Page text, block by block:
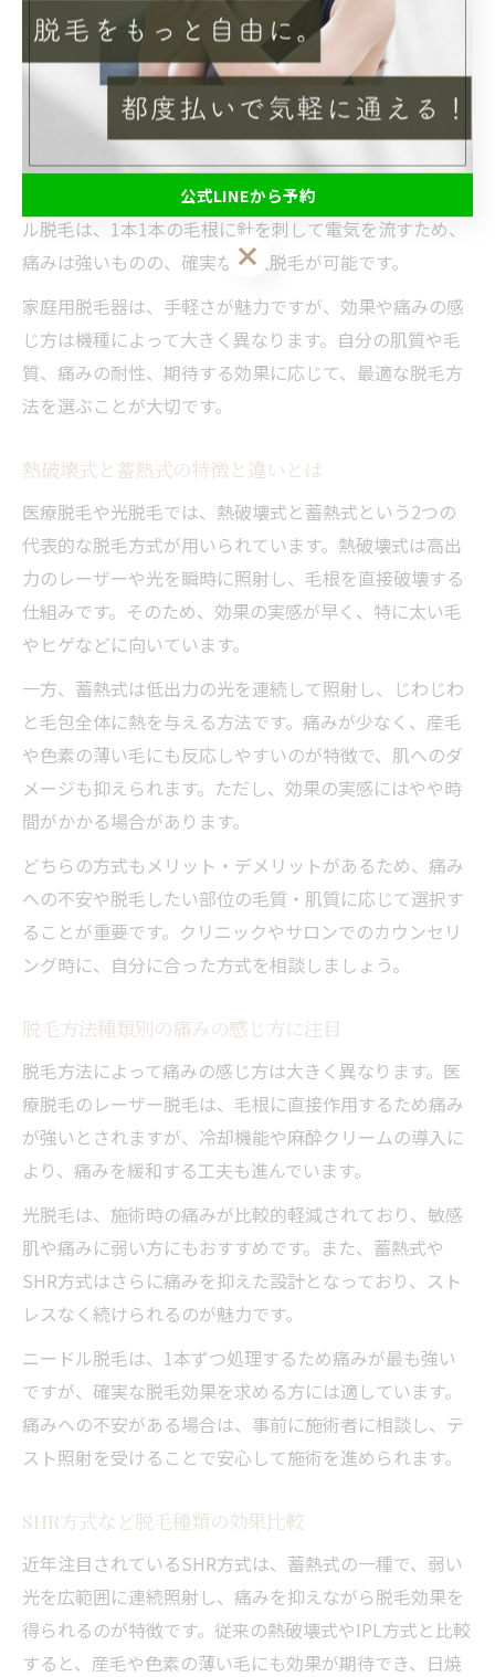
用するため、痛みが強い一方で高い脱毛効果が期待で
き、永久脱毛も可能とされています。
一方、エステサロンなどで行われる光脱毛は、痛みが比
較的少なく、広範囲に施術できるのが特徴です。ただ
し、医療脱毛に比べて効果の実感には回数が必要で、産
毛や細い毛への反応はやや弱い傾向があります。ニード
ル脱毛は、1本1本の毛根に針を刺して電気を流すため、
痛みは強いものの、確実な永久脱毛が可能です。
家庭用脱毛器は、手軽さが魅力ですが、効果や痛みの感
じ方は機種によって大きく異なります。自分の肌質や毛
質、痛みの耐性、期待する効果に応じて、最適な脱毛方
法を選ぶことが大切です。
熱破壊式と蓄熱式の特徴と違いとは
医療脱毛や光脱毛では、熱破壊式と蓄熱式という2つの
代表的な脱毛方式が用いられています。熱破壊式は高出
力のレーザーや光を瞬時に照射し、毛根を直接破壊する
仕組みです。そのため、効果の実感が早く、特に太い毛
やヒゲなどに向いています。
一方、蓄熱式は低出力の光を連続して照射し、じわじわ
と毛包全体に熱を与える方法です。痛みが少なく、産毛
や色素の薄い毛にも反応しやすいのが特徴で、肌へのダ
メージも抑えられます。ただし、効果の実感にはやや時
間がかかる場合があります。
どちらの方式もメリット・デメリットがあるため、痛み
への不安や脱毛したい部位の毛質・肌質に応じて選択す
ることが重要です。クリニックやサロンでのカウンセリ
ング時に、自分に合った方式を相談しましょう。
脱毛方法種類別の痛みの感じ方に注目
脱毛方法によって痛みの感じ方は大きく異なります。医
療脱毛のレーザー脱毛は、毛根に直接作用するため痛み
が強いとされますが、冷却機能や麻酔クリームの導入に
より、痛みを緩和する工夫も進んでいます。
光脱毛は、施術時の痛みが比較的軽減されており、敏感
肌や痛みに弱い方にもおすすめです。また、蓄熱式や
SHR方式はさらに痛みを抑えた設計となっており、スト
レスなく続けられるのが魅力です。
ニードル脱毛は、1本ずつ処理するため痛みが最も強い
ですが、確実な脱毛効果を求める方には適しています。
痛みへの不安がある場合は、事前に施術者に相談し、テ
スト照射を受けることで安心して施術を進められます。
SHR方式など脱毛種類の効果比較
近年注目されているSHR方式は、蓄熱式の一種で、弱い
光を広範囲に連続照射し、痛みを抑えながら脱毛効果を
得られるのが特徴です。従来の熱破壊式やIPL方式と比較
すると、産毛や色素の薄い毛にも効果が期待でき、日焼
公式LINEから予約
公式LINEから予約